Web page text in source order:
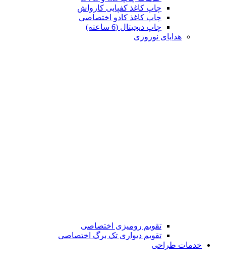
چاپ کاغذ کفپایی کارواش
چاپ کاغذ کادو اختصاصی
چاپ دیجیتال (6 ساعته)
هدایای نوروزی
تقویم رومیزی اختصاصی
تقویم دیواری تک برگ اختصاصی
خدمات طراحی